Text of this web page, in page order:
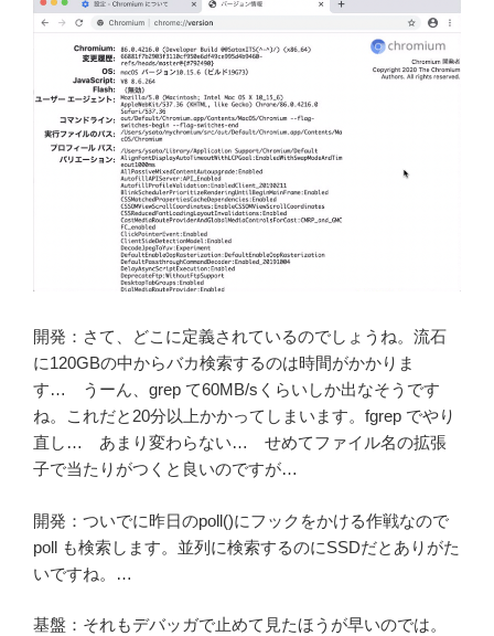
開発：さて、どこに定義されているのでしょうね。流石
に120GBの中からバカ検索するのは時間がかかりま
す… うーん、grep て60MB/sくらいしか出なそうです
ね。これだと20分以上かかってしまいます。fgrep でやり
直し… あまり変わらない… せめてファイル名の拡張
子で当たりがつくと良いのですが…
開発：ついでに昨日のpoll()にフックをかける作戦なので
poll も検索します。並列に検索するのにSSDだとありがた
いですね。…
基盤：それもデバッガで止めて見たほうが早いのでは。